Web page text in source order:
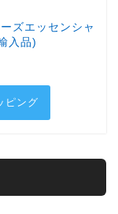
ズエッセンシャ
入品)
ピング